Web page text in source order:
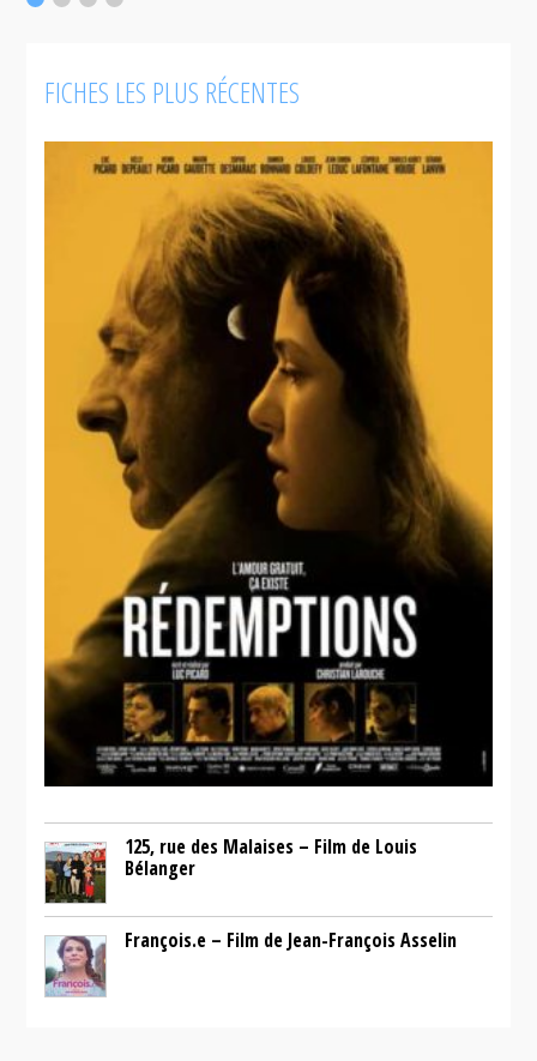
FICHES LES PLUS RÉCENTES
125, rue des Malaises – Film de Louis
Bélanger
François.e – Film de Jean-François Asselin